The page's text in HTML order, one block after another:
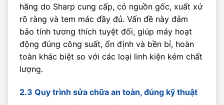
hãng do Sharp cung cấp, có nguồn gốc, xuất xứ
rõ ràng và tem mác đầy đủ. Vấn đề này đảm
bảo tính tương thích tuyệt đối, giúp máy hoạt
động đúng công suất, ổn định và bền bỉ, hoàn
toàn khác biệt so với các loại linh kiện kém chất
lượng.
2.3 Quy trình sửa chữa an toàn, đúng kỹ thuật